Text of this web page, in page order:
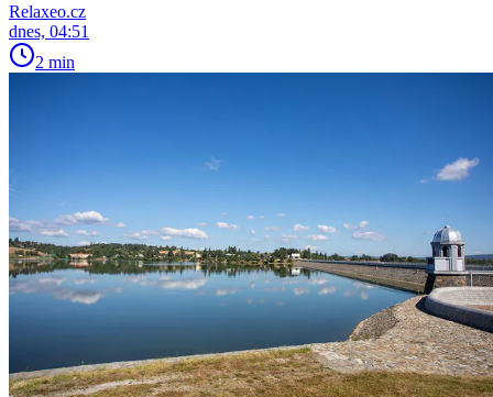
Relaxeo.cz
dnes, 04:51
2 min